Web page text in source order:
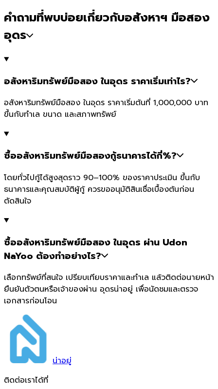
คำถามที่พบบ่อยเกี่ยวกับอสังหาฯ มือสอง
อุดร
อสังหาริมทรัพย์มือสอง ในอุดร ราคาเริ่มเท่าไร?
อสังหาริมทรัพย์มือสอง ในอุดร ราคาเริ่มต้นที่ 1,000,000 บาท
ขึ้นกับทำเล ขนาด และสภาพทรัพย์
ซื้ออสังหาริมทรัพย์มือสองกู้ธนาคารได้กี่%?
โดยทั่วไปกู้ได้สูงสุดราว 90–100% ของราคาประเมิน ขึ้นกับ
ธนาคารและคุณสมบัติผู้กู้ ควรขออนุมัติสินเชื่อเบื้องต้นก่อน
ตัดสินใจ
ซื้ออสังหาริมทรัพย์มือสอง ในอุดร ผ่าน Udon
NaYoo ต้องทำอย่างไร?
เลือกทรัพย์ที่สนใจ เปรียบเทียบราคาและทำเล แล้วติดต่อนายหน้า
ยืนยันตัวตนหรือเจ้าของผ่าน อุดรน่าอยู่ เพื่อนัดชมและตรวจ
เอกสารก่อนโอน
น่าอยู่
ติดต่อเราได้ที่